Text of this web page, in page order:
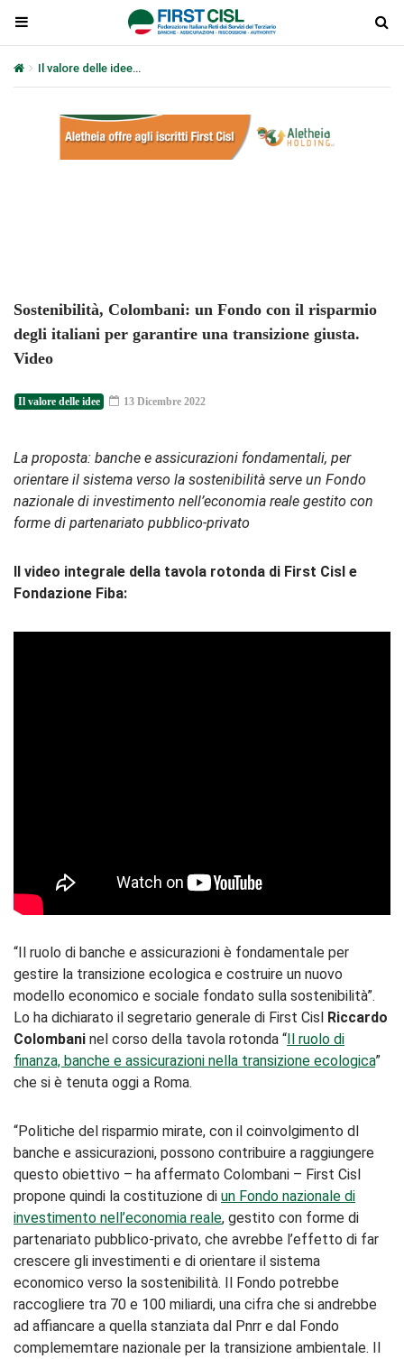
Il valore delle idee
Sostenibilità, Colombani: un Fondo con il risparmio
degli italiani per garantire una transizione giusta.
Video
Il valore delle idee 13 Dicembre 2022
La proposta: banche e assicurazioni fondamentali, per
orientare il sistema verso la sostenibilità serve un Fondo
nazionale di investimento nell’economia reale gestito con
forme di partenariato pubblico-privato
Il video integrale della tavola rotonda di First Cisl e
Fondazione Fiba:
“Il ruolo di banche e assicurazioni è fondamentale per
gestire la transizione ecologica e costruire un nuovo
modello economico e sociale fondato sulla sostenibilità”.
Lo ha dichiarato il segretario generale di First Cisl Riccardo
Colombani nel corso della tavola rotonda “Il ruolo di
finanza, banche e assicurazioni nella transizione ecologica”
che si è tenuta oggi a Roma.
“Politiche del risparmio mirate, con il coinvolgimento dI
banche e assicurazioni, possono contribuire a raggiungere
questo obiettivo – ha affermato Colombani – First Cisl
propone quindi la costituzione di un Fondo nazionale di
investimento nell’economia reale, gestito con forme di
partenariato pubblico-privato, che avrebbe l’effetto di far
crescere gli investimenti e di orientare il sistema
economico verso la sostenibilità. Il Fondo potrebbe
raccogliere tra 70 e 100 miliardi, una cifra che si andrebbe
ad affiancare a quella stanziata dal Pnrr e dal Fondo
complememtare nazionale per la transizione ambientale. Il